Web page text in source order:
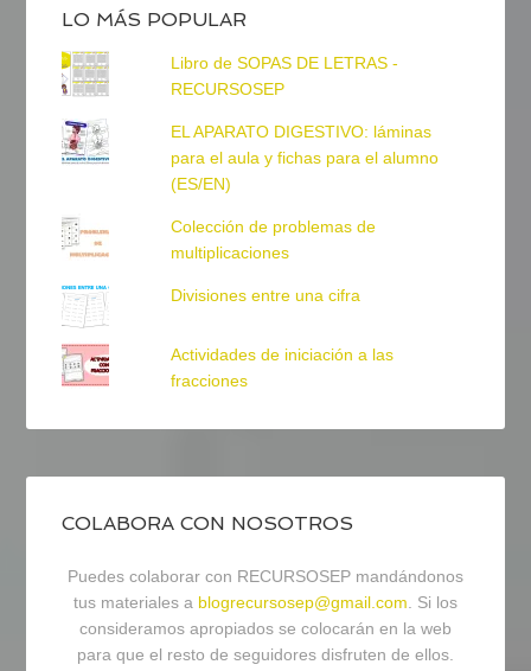
LO MÁS POPULAR
Libro de SOPAS DE LETRAS -
RECURSOSEP
EL APARATO DIGESTIVO: láminas
para el aula y fichas para el alumno
(ES/EN)
Colección de problemas de
multiplicaciones
Divisiones entre una cifra
Actividades de iniciación a las
fracciones
COLABORA CON NOSOTROS
Puedes colaborar con RECURSOSEP mandándonos
tus materiales a blogrecursosep@gmail.com . Si los
consideramos apropiados se colocarán en la web
para que el resto de seguidores disfruten de ellos.